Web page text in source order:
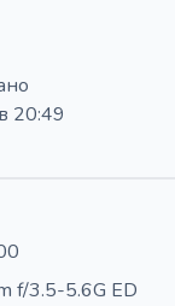
20:49
f/3.5-5.6G ED